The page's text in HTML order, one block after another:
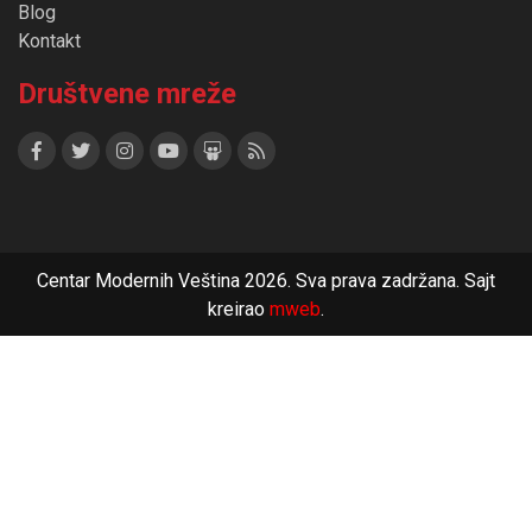
Blog
Kontakt
Društvene mreže
Centar Modernih Veština 2026. Sva prava zadržana. Sajt
kreirao mweb.